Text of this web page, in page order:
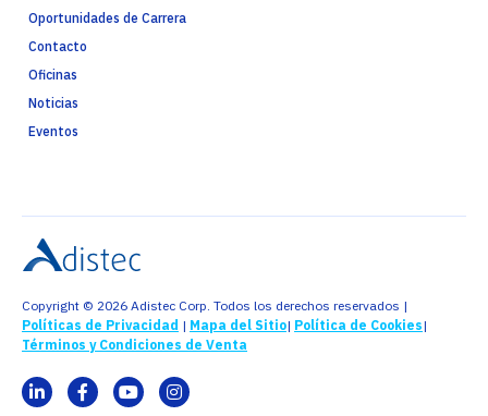
Oportunidades de Carrera
Contacto
Oficinas
Noticias
Eventos
Copyright © 2026 Adistec Corp. Todos los derechos reservados |
Políticas de Privacidad | Mapa del Sitio| Política de Cookies|
Términos y Condiciones de Venta